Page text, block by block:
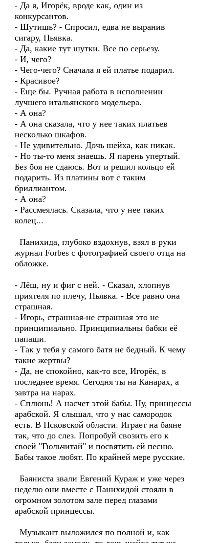
- Да я, Игорёк, вроде как, один из
конкурсантов.
- Шутишь? - Спросил, едва не выранив
сигару, Пьявка.
- Да, какие тут шутки. Все по серьезу.
- И, чего?
- Чего-чего? Сначала я ей платье подарил.
- Красивое?
- Еще бы. Ручная работа в исполнении
лучшего итальянского модельера.
- А она?
- А она сказала, что у нее таких платьев
несколько шкафов.
- Не удивительно. Дочь шейха, как никак.
- Но ты-то меня знаешь. Я парень упертый.
Без боя не сдаюсь. Вот и решил кольцо ей
подарить. Из платины вот с таким
бриллиантом.
- А она?
- Рассмеялась. Сказала, что у нее таких
колец...
Панихида, глубоко вздохнув, взял в руки
журнал Forbes с фотографией своего отца на
обложке.
- Лёш, ну и фиг с ней. - Сказал, хлопнув
приятеля по плечу, Пьявка. - Все равно она
страшная.
- Игорь, страшная-не страшная это не
принципиально. Принципиальны бабки её
папаши.
- Так у тебя у самого батя не бедный. К чему
такие жертвы?
- Да, не спокойно, как-то все, Игорёк, в
последнее время. Сегодня ты на Канарах, а
завтра на нарах.
- Сплюнь! А насчет этой бабы. Ну, принцессы
арабской. Я слышал, что у нас самородок
есть. В Псковской области. Играет на баяне
так, что до слез. Попробуй свозить его к
своей "Гюльчитай" и посвятить ей песню.
Бабы такое любят. По крайней мере русские.
Баяниста звали Евгений Кураж и уже через
неделю они вместе с Панихидой стояли в
огромном золотом зале перед глазами
арабской принцессы.
Музыкант выложился по полной и, как